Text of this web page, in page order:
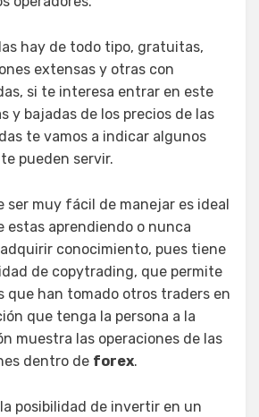
hay de todo tipo, gratuitas,
extensas y otras con
si te interesa entrar en este
y bajadas de los precios de las
te vamos a indicar algunos
pueden servir.
ser muy fácil de manejar es ideal
estas aprendiendo o nunca
conocimiento, pues tiene
de copytrading, que permite
que han tomado otros traders en
que tenga la persona a la
muestra las operaciones de las
dentro de forex.
posibilidad de invertir en un